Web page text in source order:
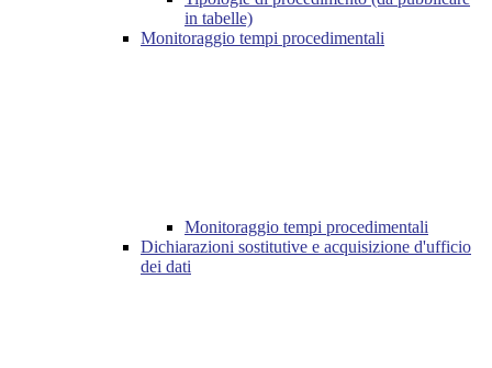
in tabelle)
Monitoraggio tempi procedimentali
Monitoraggio tempi procedimentali
Dichiarazioni sostitutive e acquisizione d'ufficio
dei dati